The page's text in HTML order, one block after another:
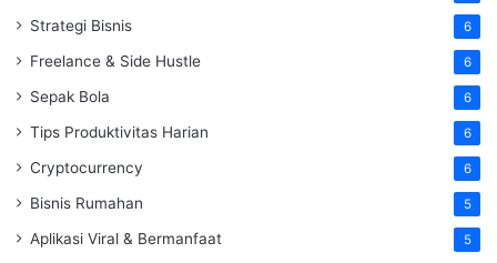
Strategi Bisnis 6
Freelance & Side Hustle 6
Sepak Bola 6
Tips Produktivitas Harian 6
Cryptocurrency 6
Bisnis Rumahan 5
Aplikasi Viral & Bermanfaat 5